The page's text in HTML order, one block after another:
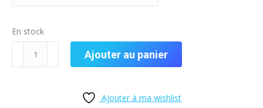
En stock
Ajouter au panier
Ajouter à ma wishlist